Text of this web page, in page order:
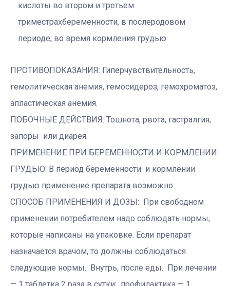
кислоты во втором и третьем
триместрахбеременности, в послеродовом
периоде, во время кормления грудью
ПРОТИВОПОКАЗАНИЯ: Гиперчувствительность,
гемолитическая анемия, гемосидероз, гемохроматоз,
апластическая анемия.
ПОБОЧНЫЕ ДЕЙСТВИЯ: Тошнота, рвота, гастралгия,
запоры или диарея.
ПРИМЕНЕНИЕ ПРИ БЕРЕМЕННОСТИ И КОРМЛЕНИИ
ГРУДЬЮ: В период беременности и кормлении
грудью применение препарата возможно.
СПОСОБ ПРИМЕНЕНИЯ И ДОЗЫ: При свободном
применении потребителем надо соблюдать нормы,
которые написаны на упаковке. Если препарат
назначается врачом, то должны соблюдаться
следующие нормы. Внутрь, после еды. При лечении